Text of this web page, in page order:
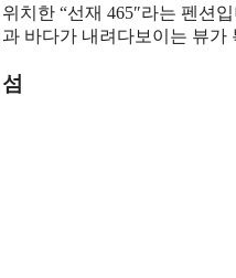
치한 “선재 465″라는 펜션
바다가 내려다보이는 뷰가